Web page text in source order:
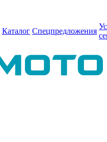
Каталог Спецпредложения